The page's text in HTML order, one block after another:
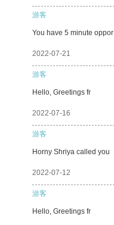
游客
You have 5 minute oppor
2022-07-21
游客
Hello, Greetings fr
2022-07-16
游客
Horny Shriya called you
2022-07-12
游客
Hello, Greetings fr